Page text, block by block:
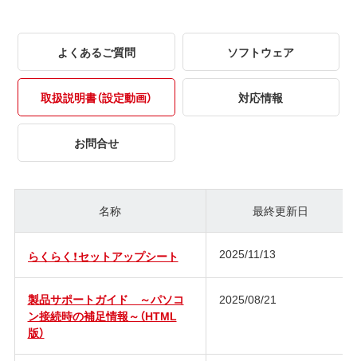
よくあるご質問 ソフトウェア
取扱説明書（設定動画） 対応情報
お問合せ
名称 最終更新日
らくらく！セットアップシート 2025/11/13
製品サポートガイド ～パソコ
ン接続時の補足情報～（HTML
版）
2025/08/21